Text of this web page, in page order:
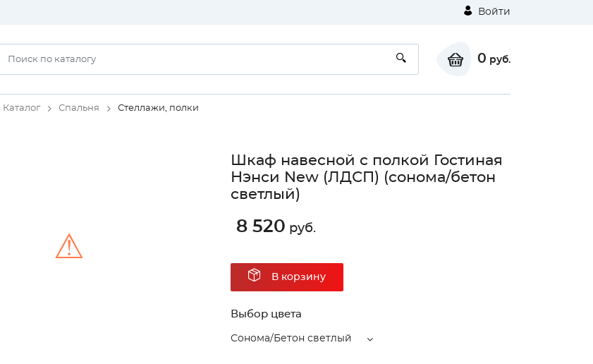
Войти
0 руб.
Каталог Спальня Стеллажи, полки
⚠
Шкаф навесной с полкой Гостиная
Нэнси New (ЛДСП) (сонома/бетон
светлый)
8 520 руб.
В корзину
Выбор цвета
Сонома/Бетон светлый